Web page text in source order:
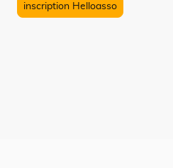
inscription Helloasso